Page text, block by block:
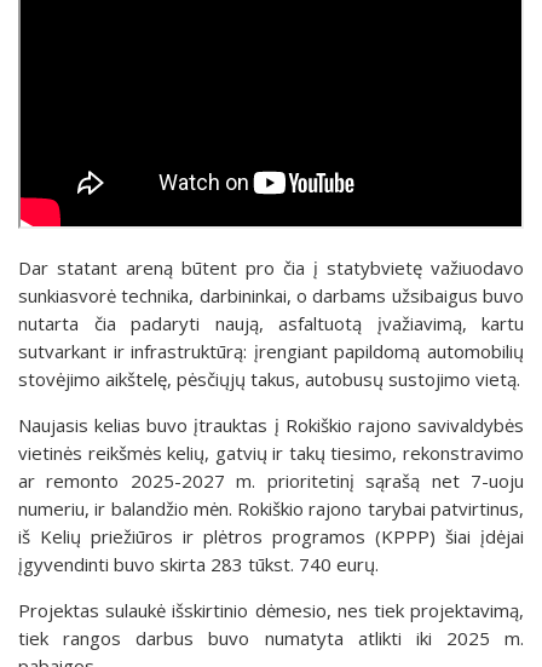
Dar statant areną būtent pro čia į statybvietę važiuodavo
sunkiasvorė technika, darbininkai, o darbams užsibaigus buvo
nutarta čia padaryti naują, asfaltuotą įvažiavimą, kartu
sutvarkant ir infrastruktūrą: įrengiant papildomą automobilių
stovėjimo aikštelę, pėsčiųjų takus, autobusų sustojimo vietą.
Naujasis kelias buvo įtrauktas į Rokiškio rajono savivaldybės
vietinės reikšmės kelių, gatvių ir takų tiesimo, rekonstravimo
ar remonto 2025-2027 m. prioritetinį sąrašą net 7-uoju
numeriu, ir balandžio mėn. Rokiškio rajono tarybai patvirtinus,
iš Kelių priežiūros ir plėtros programos (KPPP) šiai įdėjai
įgyvendinti buvo skirta 283 tūkst. 740 eurų.
Projektas sulaukė išskirtinio dėmesio, nes tiek projektavimą,
tiek rangos darbus buvo numatyta atlikti iki 2025 m.